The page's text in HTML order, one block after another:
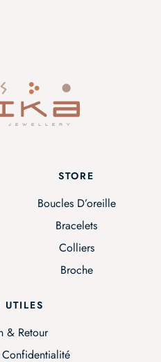
STORE
Boucles D’oreille
Bracelets
Colliers
Broche
UTILES
& Retour